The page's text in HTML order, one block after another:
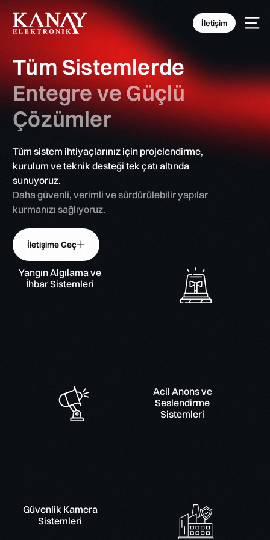
İletişim
Tüm Sistemlerde
Entegre ve Güçlü
Çözümler
Tüm sistem ihtiyaçlarınız için projelendirme,
kurulum ve teknik desteği tek çatı altında
sunuyoruz.
Daha güvenli, verimli ve sürdürülebilir yapılar
kurmanızı sağlıyoruz.
İletişime Geç
Yangın Algılama ve
İhbar Sistemleri
Acil Anons ve
Seslendirme
Sistemleri
Güvenlik Kamera
Sistemleri